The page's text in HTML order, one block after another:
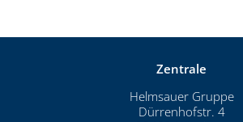
Zentrale
Helmsauer Gruppe
Dürrenhofstr. 4